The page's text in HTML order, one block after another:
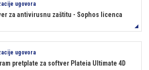
ugovora
za antivirusnu zaštitu - Sophos licenca
ugovora
pretplate za softver Plateia Ultimate 4D